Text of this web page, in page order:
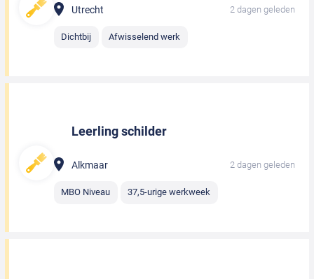
Utrecht 2 dagen geleden
Dichtbij Afwisselend werk
Leerling schilder
Alkmaar 2 dagen geleden
MBO Niveau 37,5-urige werkweek